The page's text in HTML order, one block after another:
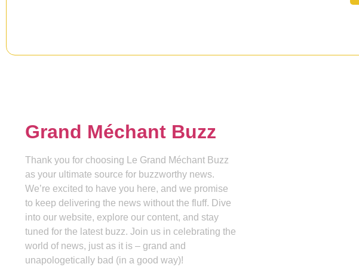
Grand Méchant Buzz
Thank you for choosing Le Grand Méchant Buzz
as your ultimate source for buzzworthy news.
We’re excited to have you here, and we promise
to keep delivering the news without the fluff. Dive
into our website, explore our content, and stay
tuned for the latest buzz. Join us in celebrating the
world of news, just as it is – grand and
unapologetically bad (in a good way)!